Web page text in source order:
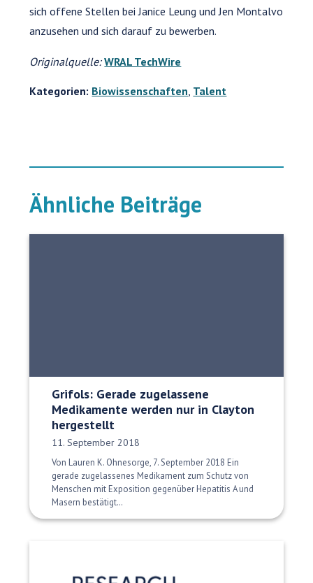
sich offene Stellen bei Janice Leung und Jen Montalvo
anzusehen und sich darauf zu bewerben.
Originalquelle: WRAL TechWire
Kategorien: Biowissenschaften, Talent
Ähnliche Beiträge
Grifols: Gerade zugelassene
Medikamente werden nur in Clayton
hergestellt
Veröffentlichungsdatum:
11. September 2018
Von Lauren K. Ohnesorge, 7. September 2018 Ein
gerade zugelassenes Medikament zum Schutz von
Menschen mit Exposition gegenüber Hepatitis A und
Masern bestätigt…